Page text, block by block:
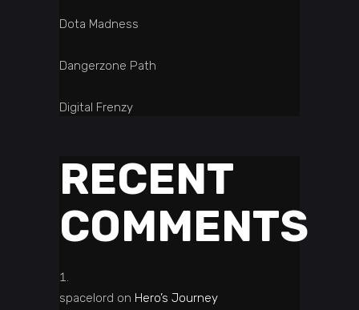
Dota Madness
Dangerzone Path
Digital Frenzy
RECENT
COMMENTS
spacelord on Hero’s Journey